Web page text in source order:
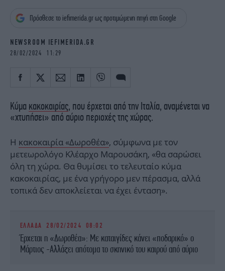
OSCARS
THE OCEAN
Πρόσθεσε το iefimerida.gr ως προτιμώμενη πηγή στη Google
NEWSROOM IEFIMERIDA.GR
28/02/2024 11:29
Κύμα κακοκαιρίας, που έρχεται από την Ιταλία, αναμένεται να
«χτυπήσει» από αύριο περιοχές της χώρας.
Η κακοκαιρία «Δωροθέα», σύμφωνα με τον
μετεωρολόγο Κλέαρχο Μαρουσάκη, «θα σαρώσει
όλη τη χώρα. Θα θυμίσει το τελευταίο κύμα
κακοκαιρίας, με ένα γρήγορο μεν πέρασμα, αλλά
τοπικά δεν αποκλείεται να έχει ένταση».
ΕΛΛΑΔΑ 28/02/2024 08:02
Έρχεται η «Δωροθέα»: Με καταιγίδες κάνει «ποδαρικό» ο
Μάρτιος -Αλλάζει απότομα το σκηνικό του καιρού από αύριο